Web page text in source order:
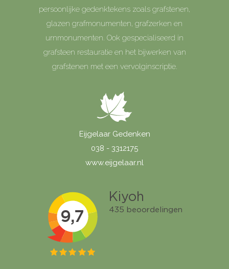
persoonlijke gedenktekens zoals grafstenen,
glazen grafmonumenten, grafzerken en
urnmonumenten. Ook gespecialiseerd in
grafsteen restauratie en het bijwerken van
grafstenen met een vervolginscriptie.
Eijgelaar Gedenken
038 - 3312175
www.eijgelaar.nl